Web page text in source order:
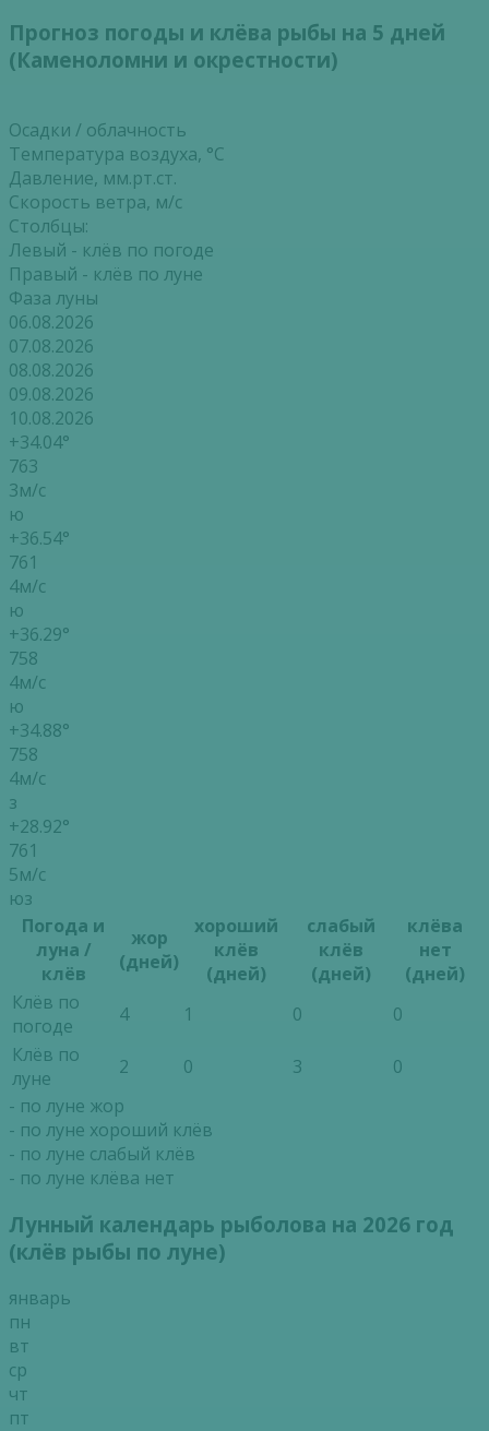
Прогноз погоды и клёва рыбы на 5 дней
(Каменоломни и окрестности)
Осадки / облачность
Температура воздуха, °С
Давление, мм.рт.ст.
Скорость ветра, м/с
Столбцы:
Левый - клёв по погоде
Правый - клёв по луне
Фаза луны
06.08.2026
07.08.2026
08.08.2026
09.08.2026
10.08.2026
+34.04°
763
3м/с
ю
+36.54°
761
4м/с
ю
+36.29°
758
4м/с
ю
+34.88°
758
4м/с
з
+28.92°
761
5м/с
юз
Погода и
луна /
клёв
жор
(дней)
хороший
клёв
(дней)
слабый
клёв
(дней)
клёва
нет
(дней)
Клёв по
погоде
4 1 0
0
Клёв по
луне
2 0 3
0
- по луне жор
- по луне хороший клёв
- по луне слабый клёв
- по луне клёва нет
Лунный календарь рыболова на 2026 год
(клёв рыбы по луне)
январь
пн
вт
ср
чт
пт